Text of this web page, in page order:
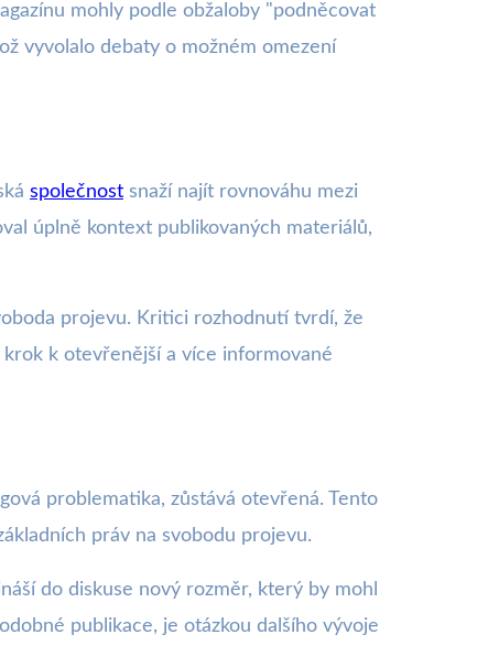
mohly podle obžaloby "podněcovat
vyvolalo debaty o možném omezení
společnost snaží najít rovnováhu mezi
úplně kontext publikovaných materiálů,
projevu. Kritici rozhodnutí tvrdí, že
k otevřenější a více informované
problematika, zůstává otevřená. Tento
práv na svobodu projevu.
do diskuse nový rozměr, který by mohl
publikace, je otázkou dalšího vývoje